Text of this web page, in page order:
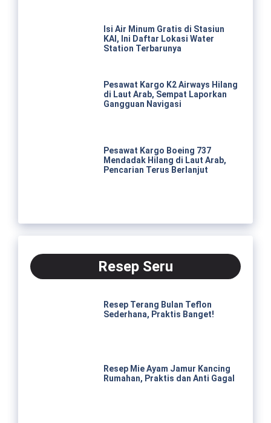
Isi Air Minum Gratis di Stasiun
KAI, Ini Daftar Lokasi Water
Station Terbarunya
Pesawat Kargo K2 Airways Hilang
di Laut Arab, Sempat Laporkan
Gangguan Navigasi
Pesawat Kargo Boeing 737
Mendadak Hilang di Laut Arab,
Pencarian Terus Berlanjut
Resep Seru
Resep Terang Bulan Teflon
Sederhana, Praktis Banget!
Resep Mie Ayam Jamur Kancing
Rumahan, Praktis dan Anti Gagal